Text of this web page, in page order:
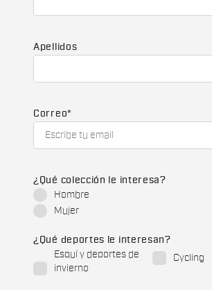
Apellidos
Correo*
¿Qué colección le interesa?
Hombre
Mujer
¿Qué deportes le interesan?
Esquí y deportes de
invierno
Cycling